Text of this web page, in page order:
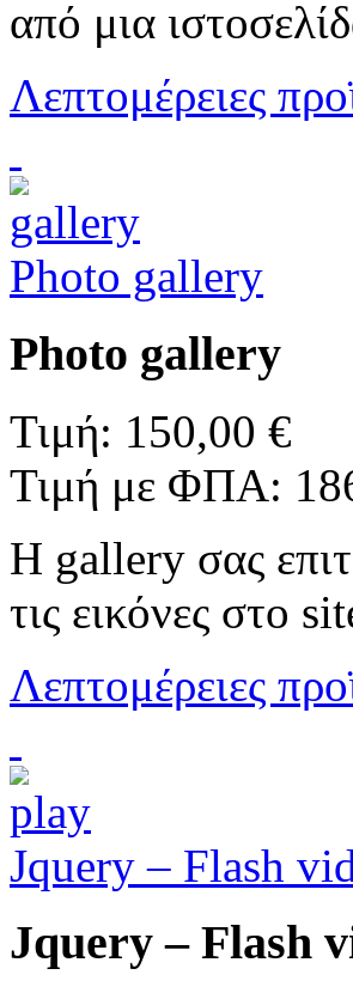
από μια
Λεπτομέρειες
Photo gallery
Photo gallery
Τιμή: 150,00 €
Τιμή με ΦΠΑ:
Η gallery σας
τις εικόνες στο
Λεπτομέρειες
Jquery – Flash
Jquery – Flash